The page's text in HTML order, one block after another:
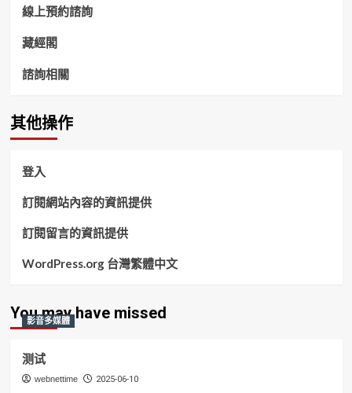
線上預約諮詢
藏經閣
諮詢相關
其他操作
登入
訂閱網站內容的資訊提供
訂閱留言的資訊提供
WordPress.org 台灣繁體中文
You may have missed
影音多媒體
测试
webnettime 2025-06-10